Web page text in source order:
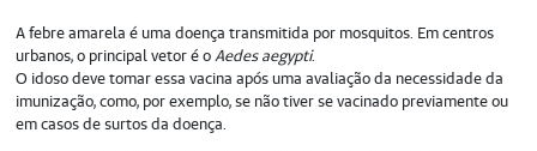
A febre amarela é uma doença transmitida por mosquitos. Em centros
urbanos, o principal vetor é oAedes aegypti.
O idoso deve tomar essa vacina após uma avaliação da necessidade da
imunização, como, por exemplo, se não tiver se vacinado previamente ou
em casos de surtos da doença.